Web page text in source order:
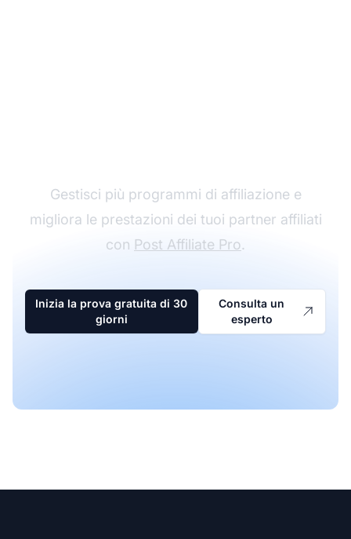
Gestisci più programmi di affiliazione e
migliora le prestazioni dei tuoi partner affiliati
con Post Affiliate Pro.
Inizia la prova gratuita di 30
giorni
Consulta un
esperto